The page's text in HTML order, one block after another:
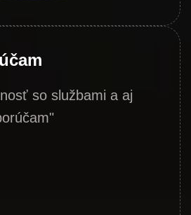
so službami a aj